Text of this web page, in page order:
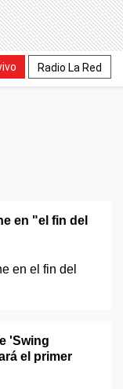
Radio La Red
en "el fin del
'Swing
el primer